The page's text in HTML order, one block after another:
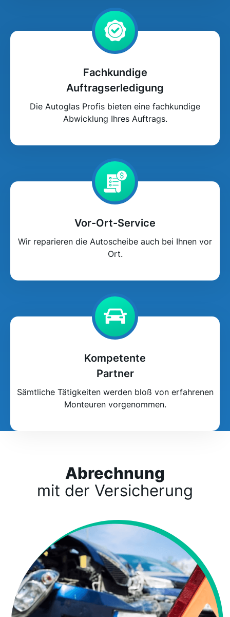
Fachkundige
Auftragserledigung
Die Autoglas Profis bieten eine fachkundige
Abwicklung Ihres Auftrags.
Vor-Ort-Service
Wir reparieren die Autoscheibe auch bei Ihnen vor
Ort.
Kompetente
Partner
Sämtliche Tätigkeiten werden bloß von erfahrenen
Monteuren vorgenommen.
Abrechnung
mit der Versicherung